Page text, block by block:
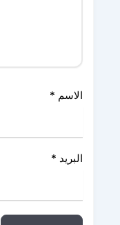
الاسم *
البريد *